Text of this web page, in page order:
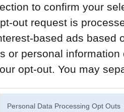
to confirm your
out request is
based ads based
or personal
opt-out. You may
Personal Data Processing Opt Outs